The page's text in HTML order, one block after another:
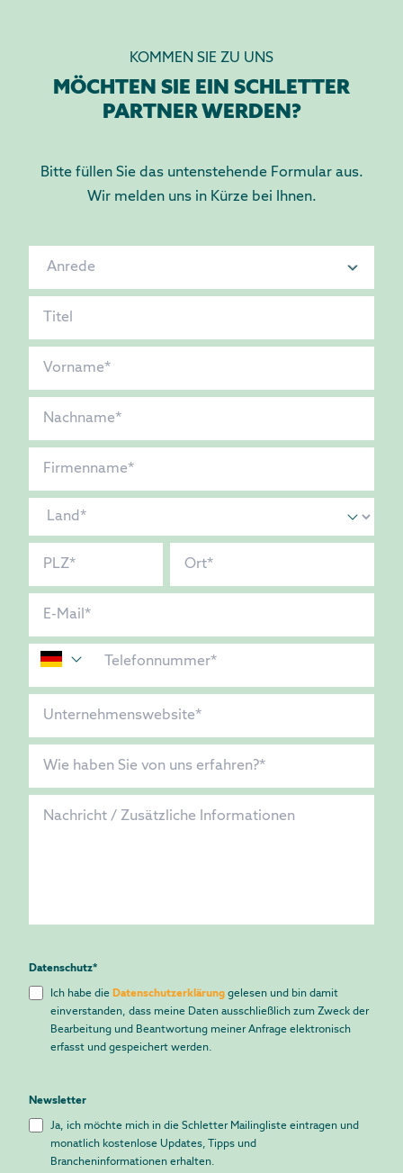
KOMMEN SIE ZU UNS
MÖCHTEN SIE EIN SCHLETTER
PARTNER WERDEN?
Bitte füllen Sie das untenstehende Formular aus.
Wir melden uns in Kürze bei Ihnen.
Datenschutz*
Ich habe die Datenschutzerklärung gelesen und bin damit
einverstanden, dass meine Daten ausschließlich zum Zweck der
Bearbeitung und Beantwortung meiner Anfrage elektronisch
erfasst und gespeichert werden.
Newsletter
Ja, ich möchte mich in die Schletter Mailingliste eintragen und
monatlich kostenlose Updates, Tipps und
Brancheninformationen erhalten.